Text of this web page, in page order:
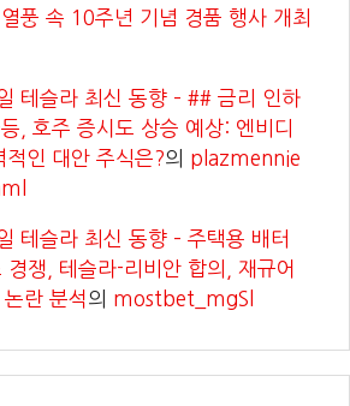
풍 속 10주년 기념 경품 행사 개최
테슬라 최신 동향 – ## 금리 인하
, 호주 증시도 상승 예상: 엔비디
인 대안 주식은?의 plazmennie
테슬라 최신 동향 – 주택용 배터
경쟁, 테슬라-리비안 합의, 재규어
논란 분석의 mostbet_mgSl